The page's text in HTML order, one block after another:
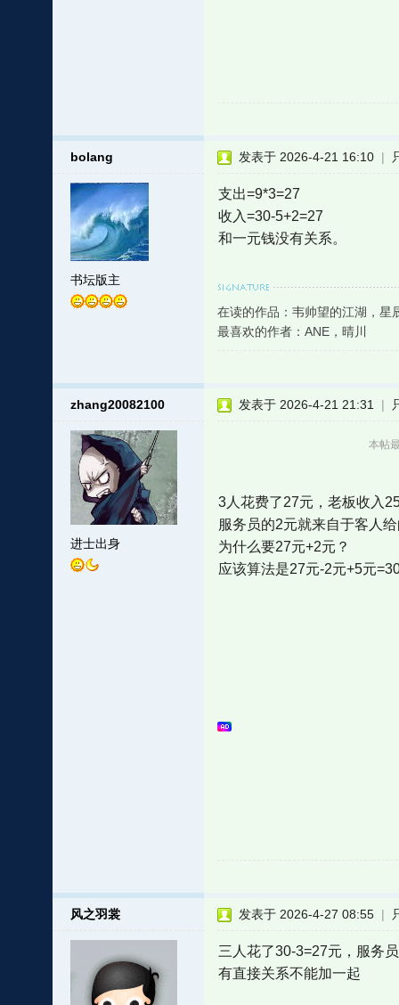
bolang
书坛版主
发表于 2026-4-21 16:10 |
支出=9*3=27
收入=30-5+2=27
和一元钱没有关系。
在读的作品：韦帅望的江湖，星
最喜欢的作者：ANE，晴川
zhang20082100
进士出身
发表于 2026-4-21 21:31 |
本帖
3人花费了27元，老板收入
服务员的2元就来自于客人
为什么要27元+2元？
应该算法是27元-2元+5元
风之羽裳 发表于 2026-4-27 08:55 |
三人花了30-3=27元，服务
有直接关系不能加一起